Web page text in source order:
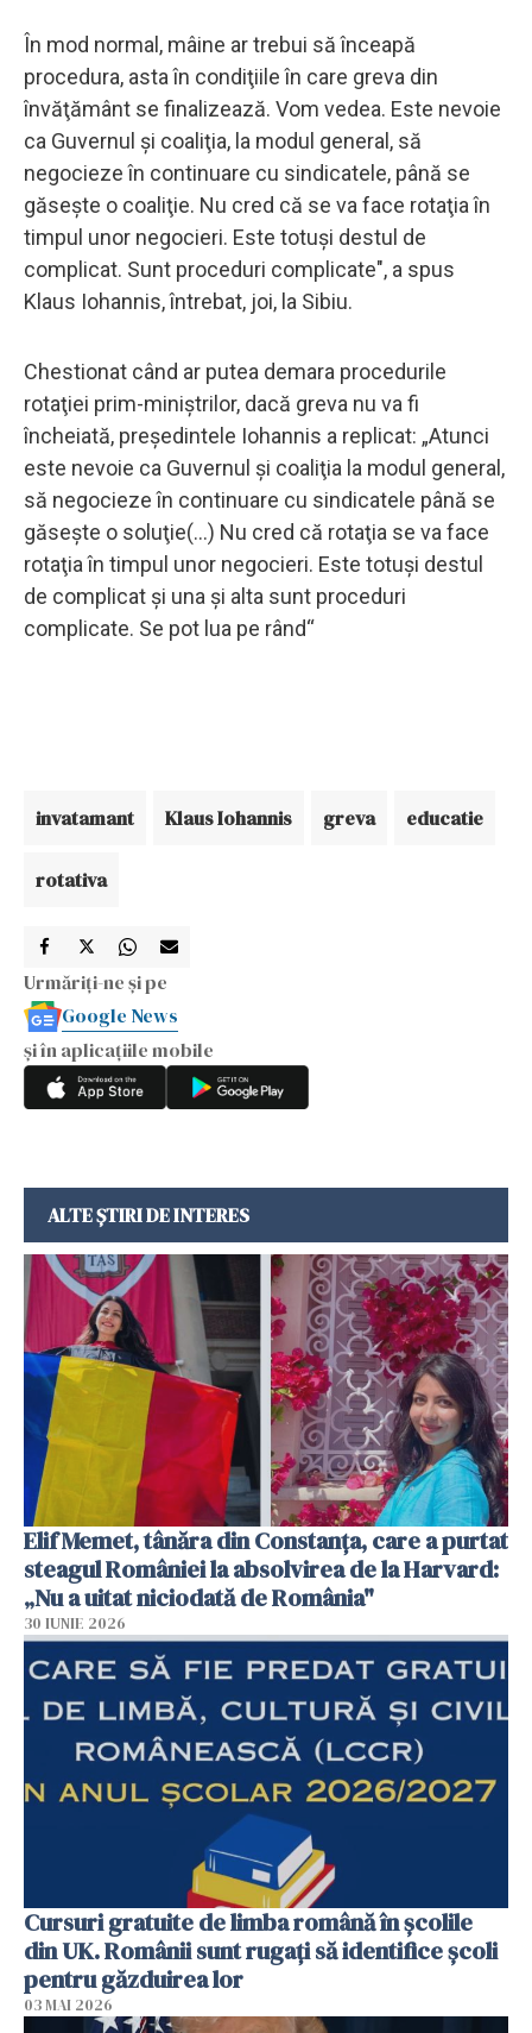
În mod normal, mâine ar trebui să înceapă
procedura, asta în condiţiile în care greva din
învăţământ se finalizează. Vom vedea. Este nevoie
ca Guvernul şi coaliţia, la modul general, să
negocieze în continuare cu sindicatele, până se
găseşte o coaliţie. Nu cred că se va face rotaţia în
timpul unor negocieri. Este totuşi destul de
complicat. Sunt proceduri complicate", a spus
Klaus Iohannis, întrebat, joi, la Sibiu.
Chestionat când ar putea demara procedurile
rotaţiei prim-miniştrilor, dacă greva nu va fi
încheiată, preşedintele Iohannis a replicat: „Atunci
este nevoie ca Guvernul şi coaliţia la modul general,
să negocieze în continuare cu sindicatele până se
găseşte o soluţie(...) Nu cred că rotaţia se va face
rotaţia în timpul unor negocieri. Este totuşi destul
de complicat şi una şi alta sunt proceduri
complicate. Se pot lua pe rând“
invatamant Klaus Iohannis greva educatie
rotativa
Urmăriți-ne și pe
Google News
și în aplicațiile mobile
ALTE ȘTIRI DE INTERES
Elif Memet, tânăra din Constanța, care a purtat
steagul României la absolvirea de la Harvard:
„Nu a uitat niciodată de România"
30 IUNIE 2026
Cursuri gratuite de limba română în școlile
din UK. Românii sunt rugați să identifice școli
pentru găzduirea lor
03 MAI 2026